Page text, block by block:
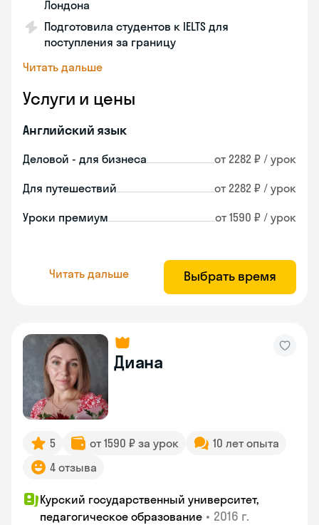
Лондона
Подготовила студентов к IELTS для
поступления за границу
Читать дальше
Услуги и цены
Английский язык
Деловой - для бизнеса от 2282 ₽ / урок
Для путешествий от 2282 ₽ / урок
Уроки премиум от 1590 ₽ / урок
Читать дальше Выбрать время
Диана
5 от 1590 ₽ за урок
10 лет опыта
4 отзыва
Курский государственный университет,
педагогическое образование • 2016 г.